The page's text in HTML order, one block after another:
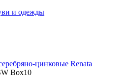
и одежды
цинковые Renata
Box10